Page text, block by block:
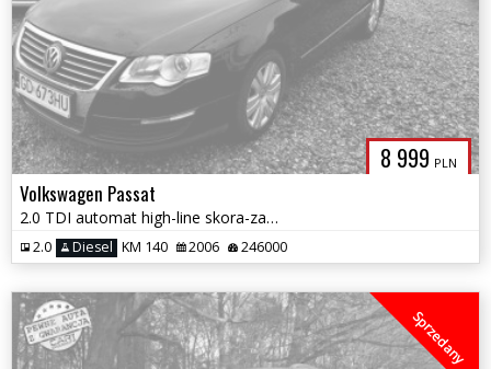
8 999 PLN
Volkswagen Passat
2.0 TDI automat high-line skora-zamsz podgrzewane fotele stan tech ide
2.0 Diesel KM 140 2006 246000
Sprzedany